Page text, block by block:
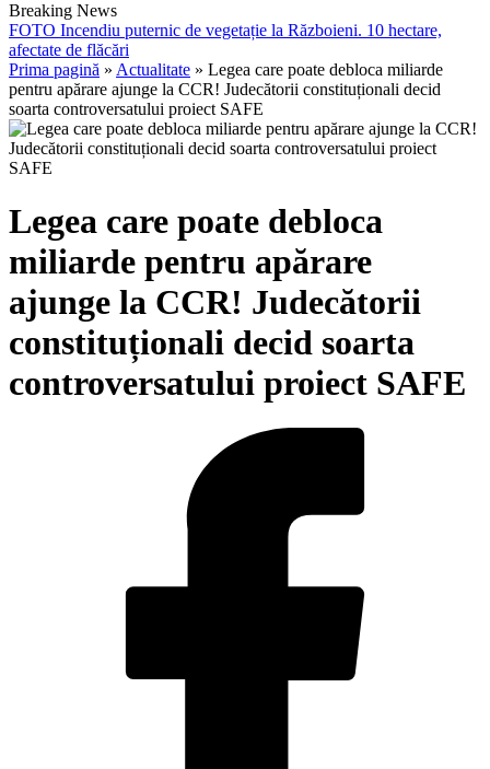
Breaking News
FOTO Incendiu puternic de vegetație la Războieni. 10 hectare,
afectate de flăcări
Prima pagină » Actualitate » Legea care poate debloca miliarde
pentru apărare ajunge la CCR! Judecătorii constituționali decid
soarta controversatului proiect SAFE
Legea care poate debloca
miliarde pentru apărare
ajunge la CCR! Judecătorii
constituționali decid soarta
controversatului proiect SAFE